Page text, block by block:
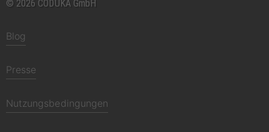
© 2026 CODUKA GmbH
Blog
Presse
Nutzungsbedingungen